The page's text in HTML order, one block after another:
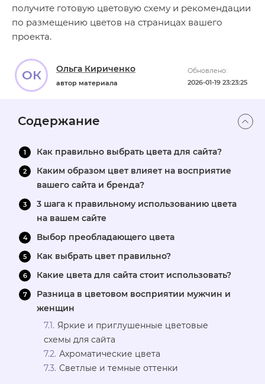
получите готовую цветовую схему и рекомендации
по размещению цветов на страницах вашего
проекта.
Обновлено:
2026-01-19 23:23:25
ОК Ольга Кириченко
автор материала
Содержание
Как правильно выбрать цвета для сайта?
Каким образом цвет влияет на восприятие
вашего сайта и бренда?
3 шага к правильному использованию цвета
на вашем сайте
Выбор преобладающего цвета
Как выбрать цвет правильно?
Какие цвета для сайта стоит использовать?
Разница в цветовом восприятии мужчин и
женщин
Яркие и приглушенные цветовые
схемы для сайта
Ахроматические цвета
Светлые и темные оттенки